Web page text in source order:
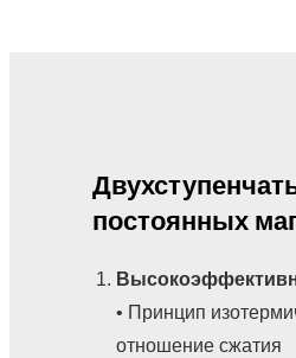
постоянных
• Принцип
отношение сжатия